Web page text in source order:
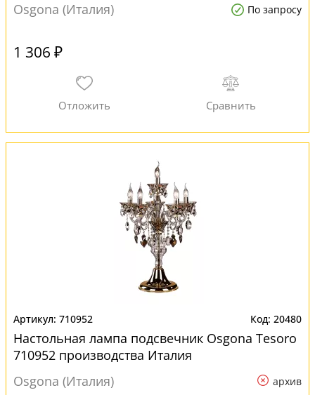
Osgona (Италия)
По запросу
1 306 ₽
710952 20480
Настольная лампа подсвечник Osgona Tesoro
710952 производства Италия
Osgona (Италия)
архив